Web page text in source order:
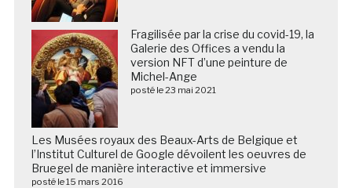
Fragilisée par la crise du covid-19, la
Galerie des Offices a vendu la
version NFT d’une peinture de
Michel-Ange
posté le 23 mai 2021
Les Musées royaux des Beaux-Arts de Belgique et
l’Institut Culturel de Google dévoilent les oeuvres de
Bruegel de manière interactive et immersive
posté le 15 mars 2016